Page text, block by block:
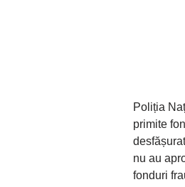
Poliția
primite
nu au
fonduri